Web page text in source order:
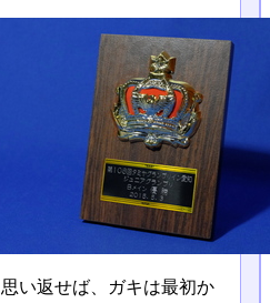
思い返せば、ガキは最初か